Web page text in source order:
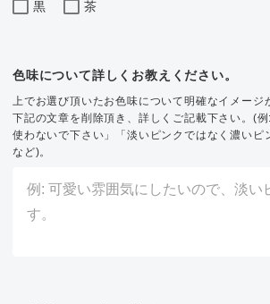
黒 茶
色味について詳しくお教えください。
上でお選び頂いたお色味について明確なイメージ
下記の文章を削除頂き、詳しくご記載下さい。(
使わないで下さい」「淡いピンクではなく濃いピ
など)。